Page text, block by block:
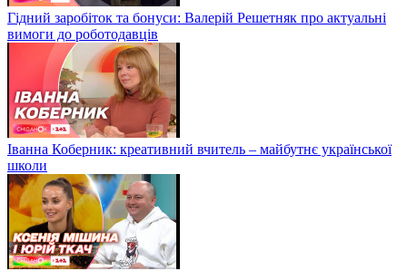
Гідний заробіток та бонуси: Валерій Решетняк про актуальні
вимоги до роботодавців
Іванна Коберник: креативний вчитель – майбутнє української
школи